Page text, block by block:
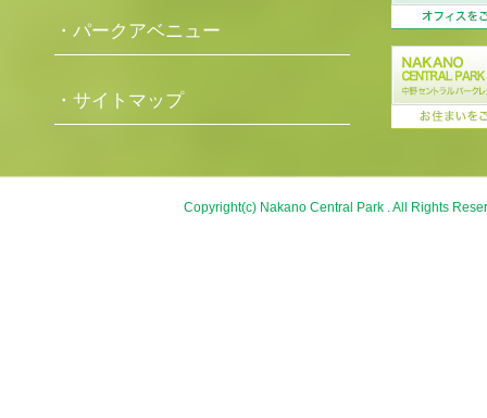
・パークアベニュー
・サイトマップ
Copyright(c) Nakano Central Park . All Rights